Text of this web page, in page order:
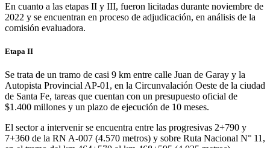
En cuanto a las etapas II y III, fueron licitadas durante noviembre de
2022 y se encuentran en proceso de adjudicación, en análisis de la
comisión evaluadora.
Etapa II
Se trata de un tramo de casi 9 km entre calle Juan de Garay y la
Autopista Provincial AP-01, en la Circunvalación Oeste de la ciudad
de Santa Fe, tareas que cuentan con un presupuesto oficial de
$1.400 millones y un plazo de ejecución de 10 meses.
El sector a intervenir se encuentra entre las progresivas 2+790 y
7+360 de la RN A-007 (4.570 metros) y sobre Ruta Nacional N° 11,